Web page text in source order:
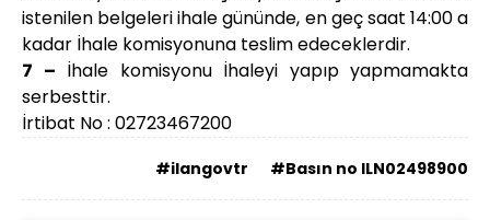
istenilen belgeleri ihale gününde, en geç saat 14:00 a
kadar İhale komisyonuna teslim edeceklerdir.
7 – İhale komisyonu İhaleyi yapıp yapmamakta
serbesttir.
İrtibat No : 02723467200
#ilangovtr #Basın no ILN02498900